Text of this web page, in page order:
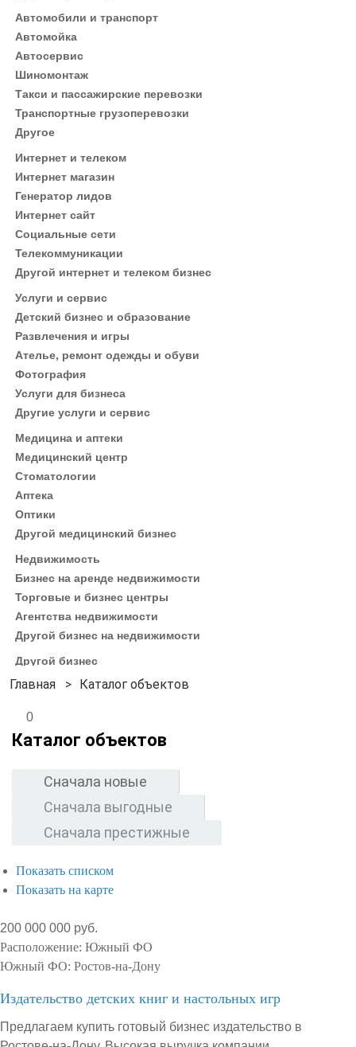
Автомобили и транспорт
Автомойка
Автосервис
Шиномонтаж
Такси и пассажирские перевозки
Транспортные грузоперевозки
Другое
Интернет и телеком
Интернет магазин
Генератор лидов
Интернет сайт
Социальные сети
Телекоммуникации
Другой интернет и телеком бизнес
Услуги и сервис
Детский бизнес и образование
Развлечения и игры
Ателье, ремонт одежды и обуви
Фотография
Услуги для бизнеса
Другие услуги и сервис
Медицина и аптеки
Медицинский центр
Стоматологии
Аптека
Оптики
Другой медицинский бизнес
Недвижимость
Бизнес на аренде недвижимости
Торговые и бизнес центры
Агентства недвижимости
Другой бизнес на недвижимости
Другой бизнес
Каталог объектов
0
Каталог объектов
Сначала новые
Сначала выгодные
Сначала престижные
Показать списком
Показать на карте
200 000 000 руб.
Расположение: Южный ФО
Южный ФО: Ростов-на-Дону
Издательство детских книг и настольных игр
Предлагаем купить готовый бизнес издательство в